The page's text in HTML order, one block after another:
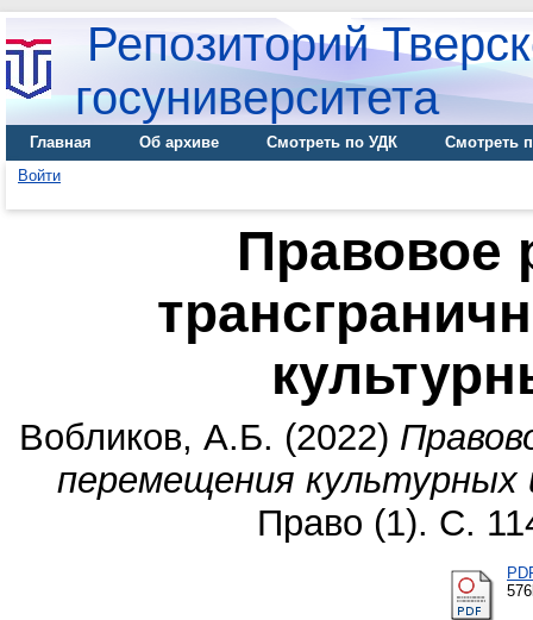
Репозиторий
госуниверситета
Главная Об архиве Смотреть по УДК
Смотреть
Войти
Правовое
Вобликов, А.Б. (2022)
перемещения культурных
Право (1). С.